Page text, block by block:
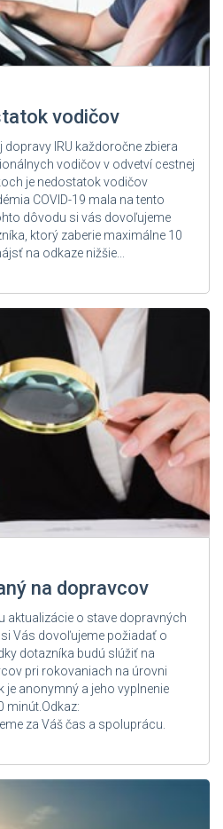
vodičov
IRU každoročne zbiera
vodičov v odvetví cestnej
je nedostatok vodičov
COVID-19 mala na tento
dôvodu si vás dovoľujeme
ktorý zaberie maximálne 10
na odkaze nižšie...
na dopravcov
aktualizácie o stave dopravných
Vás dovoľujeme požiadať o
dotazníka budú slúžiť na
pri rokovaniach na úrovni
je anonymný a jeho vyplnenie
minút.Odkaz:
za Váš čas a spoluprácu.